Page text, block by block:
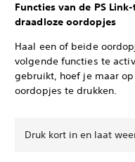
Functies van de PS
draadloze oordopjes
Haal een of beide
volgende functies te
gebruikt, hoef je maar
oordopjes te drukken.
Druk kort in en laat